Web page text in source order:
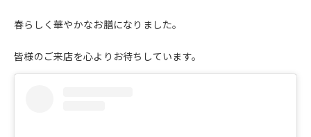
春らしく華やかなお膳になりました。
皆様のご来店を心よりお待ちしています。